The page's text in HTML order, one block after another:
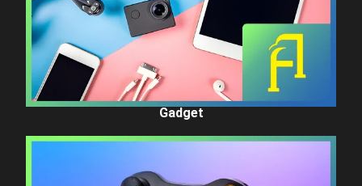
Gadget